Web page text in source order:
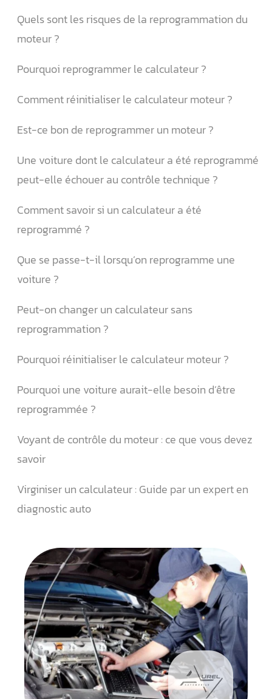
Quels sont les risques de la reprogrammation du
moteur ?
Pourquoi reprogrammer le calculateur ?
Comment réinitialiser le calculateur moteur ?
Est-ce bon de reprogrammer un moteur ?
Une voiture dont le calculateur a été reprogrammé
peut-elle échouer au contrôle technique ?
Comment savoir si un calculateur a été
reprogrammé ?
Que se passe-t-il lorsqu’on reprogramme une
voiture ?
Peut-on changer un calculateur sans
reprogrammation ?
Pourquoi réinitialiser le calculateur moteur ?
Pourquoi une voiture aurait-elle besoin d’être
reprogrammée ?
Voyant de contrôle du moteur : ce que vous devez
savoir
Virginiser un calculateur : Guide par un expert en
diagnostic auto